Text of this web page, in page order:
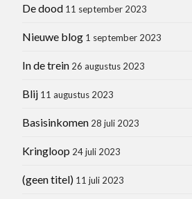
De dood 11 september 2023
Nieuwe blog 1 september 2023
In de trein 26 augustus 2023
Blij 11 augustus 2023
Basisinkomen 28 juli 2023
Kringloop 24 juli 2023
(geen titel) 11 juli 2023